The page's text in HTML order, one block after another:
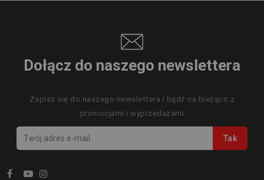
Dołącz do naszego newslettera
Zapisz się do naszego newslettera i bądź na bieżąco z
promocjami i wyprzedażami